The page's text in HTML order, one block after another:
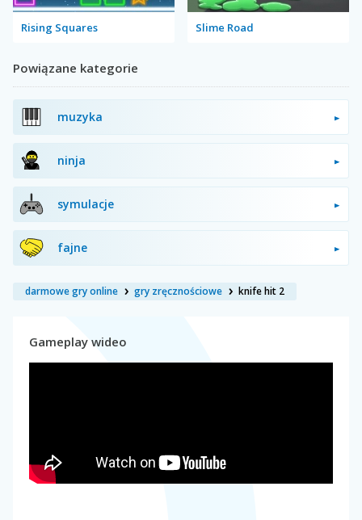
Rising Squares Slime Road
Powiązane kategorie
muzyka
ninja
symulacje
fajne
darmowe gry online gry zręcznościowe knife hit 2
Gameplay wideo